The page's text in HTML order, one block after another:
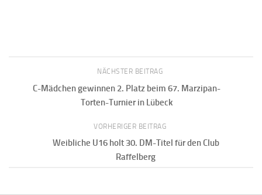
NÄCHSTER BEITRAG
C-Mädchen gewinnen 2. Platz beim 67. Marzipan-
Torten-Turnier in Lübeck
VORHERIGER BEITRAG
Weibliche U16 holt 30. DM-Titel für den Club
Raffelberg